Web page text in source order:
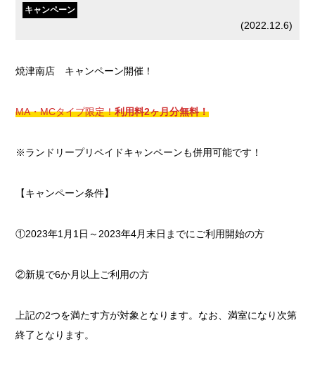
キャンペーン
(2022.12.6)
焼津南店 キャンペーン開催！
MA・MCタイプ限定！利用料2ヶ月分無料！
※ランドリープリペイドキャンペーンも併用可能です！
【キャンペーン条件】
①2023年1月1日～2023年4月末日までにご利用開始の方
②新規で6か月以上ご利用の方
上記の2つを満たす方が対象となります。なお、満室になり次第
終了となります。